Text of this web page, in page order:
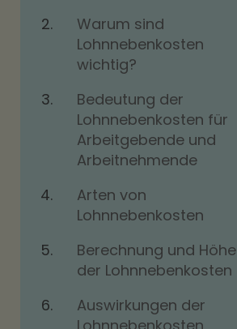
Warum sind
Lohnnebenkosten
wichtig?
Bedeutung der
Lohnnebenkosten für
Arbeitgebende und
Arbeitnehmende
Arten von
Lohnnebenkosten
Berechnung und Höhe
der Lohnnebenkosten
Auswirkungen der